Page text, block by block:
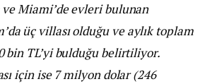
Miami’de evleri bulunan
üç villası olduğu ve aylık toplam
bin TL’yi bulduğu belirtiliyor.
için ise 7 milyon dolar (246